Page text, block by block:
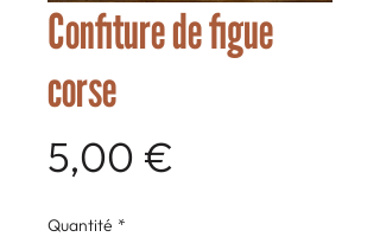
Confiture de figue
corse
5,00 €
Quantité *